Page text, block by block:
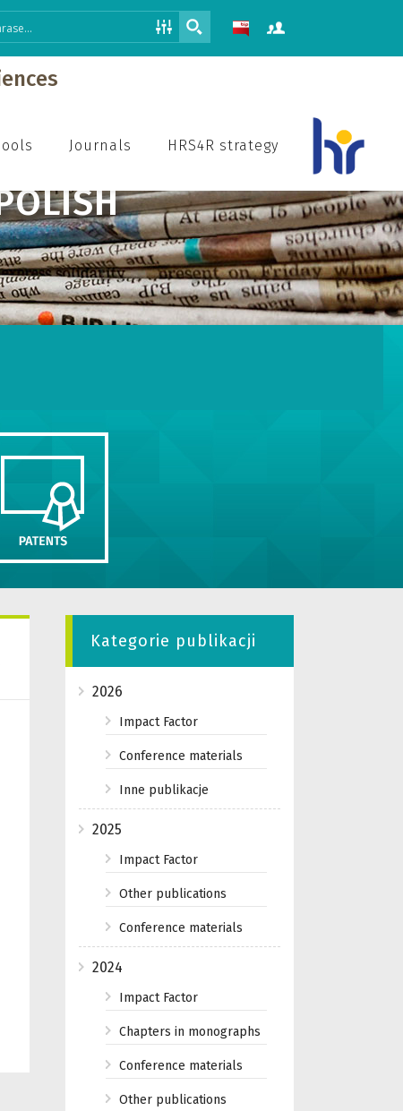
Journals HRS4R strategy
Kategorie publikacji
2026
Impact Factor
Conference materials
Inne publikacje
2025
Impact Factor
Other publications
Conference materials
2024
Impact Factor
Chapters in monographs
Conference materials
Other publications